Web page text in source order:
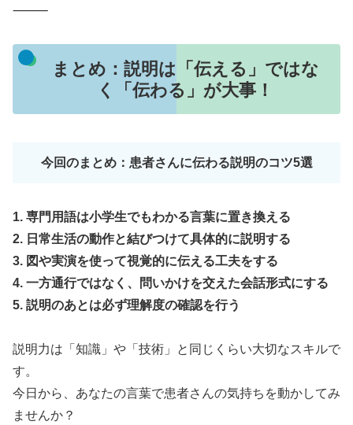
⸻
まとめ：説明は「伝える」ではな
く「伝わる」が大事！
今回のまとめ：患者さんに伝わる説明のコツ5選
1. 専門用語は小学生でもわかる言葉に置き換える
2. 日常生活の動作と結びつけて具体的に説明する
3. 図や実演を使って視覚的に伝える工夫をする
4. 一方通行ではなく、問いかけを交えた会話形式にする
5. 説明のあとは必ず理解度の確認を行う
説明力は「知識」や「技術」と同じくらい大切なスキルで
す。
今日から、あなたの言葉で患者さんの気持ちを動かしてみ
ませんか？